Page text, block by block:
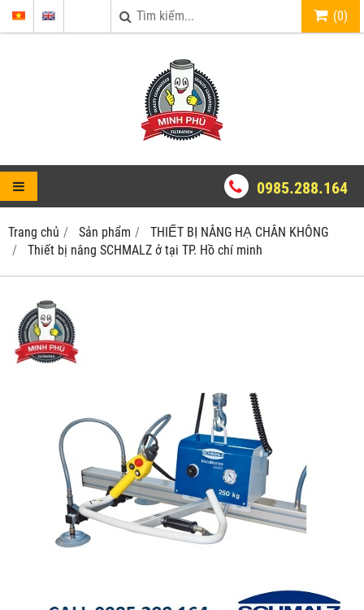
(0)
0985.288.164
Trang chủ Sản phẩm
THIẾT BỊ NÂNG HẠ CHÂN KHÔNG
Thiết bị nâng SCHMALZ ở tại TP. Hồ chí minh